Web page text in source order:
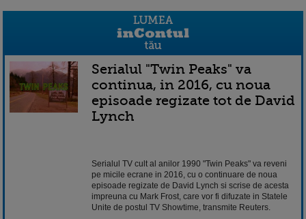
Serialul "Twin Peaks" va
continua, in 2016, cu noua
episoade regizate tot de David
Lynch
Serialul TV cult al anilor 1990 "Twin Peaks" va reveni
pe micile ecrane in 2016, cu o continuare de noua
episoade regizate de David Lynch si scrise de acesta
impreuna cu Mark Frost, care vor fi difuzate in Statele
Unite de postul TV Showtime, transmite Reuters.